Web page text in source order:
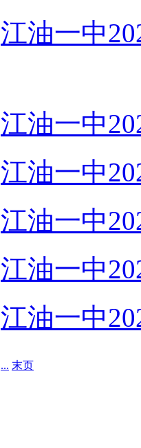
江油一中
江油一中
江油一中
江油一中
江油一中
江油一中
... 末页